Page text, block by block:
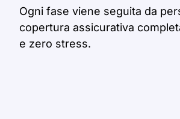
Ogni fase viene seguita da
copertura assicurativa
e zero stress.